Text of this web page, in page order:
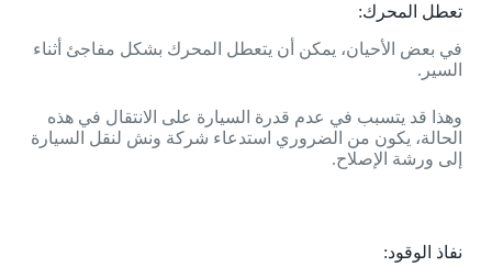
تعطل المحرك:
في بعض الأحيان، يمكن أن يتعطل المحرك بشكل مفاجئ أثناء
السير.
وهذا قد يتسبب في عدم قدرة السيارة على الانتقال في هذه
الحالة، يكون من الضروري استدعاء شركة ونش لنقل السيارة
إلى ورشة الإصلاح.
نفاذ الوقود: